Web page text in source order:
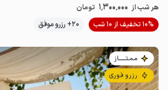
هر شب از 1٬300٬000 تومان
10% تخفیف از 10 شب
20+ رزرو موفق
مـمـتــــــاز
رزرو فوری